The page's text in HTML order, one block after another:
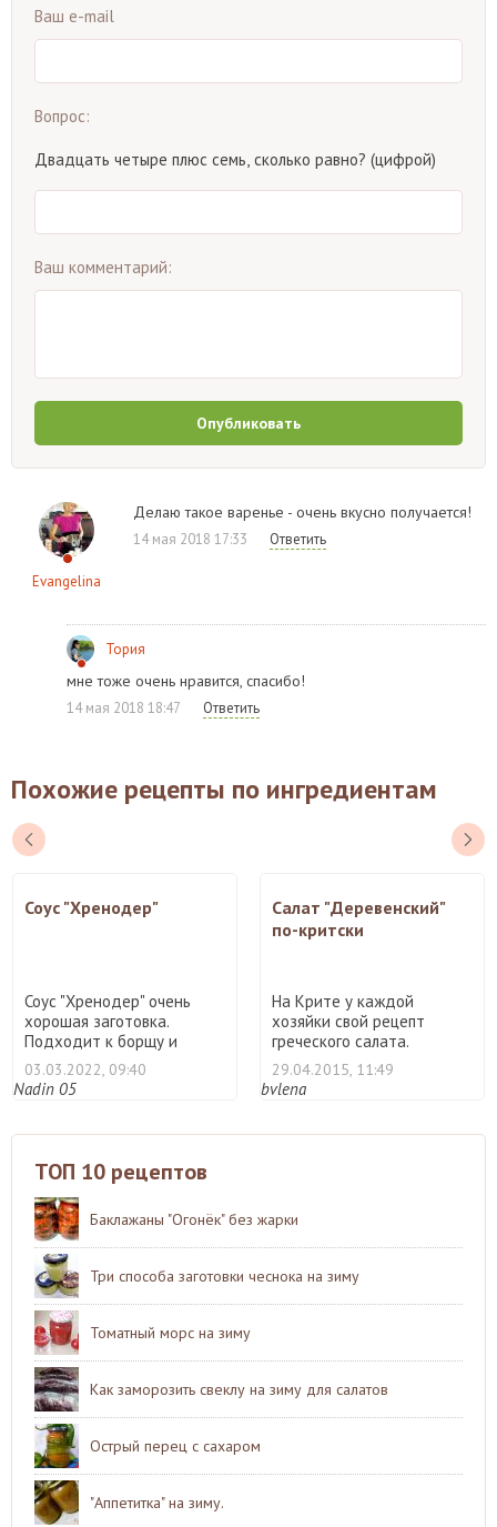
Ваш e-mail
Вопрос:
Двадцать четыре плюс семь, сколько равно? (цифрой)
Ваш комментарий:
Опубликовать
Evangelina
Делаю такое варенье - очень вкусно получается!
14 мая 2018 17:33 Ответить
Тория
мне тоже очень нравится, спасибо!
14 мая 2018 18:47 Ответить
Похожие рецепты по ингредиентам
Соус "Хренодер"
Соус "Хренодер" очень
хорошая заготовка.
Подходит к борщу и
различны ...
03.03.2022, 09:40
Nadin 05
Салат "Деревенский"
по-критски
На Крите у каждой
хозяйки свой рецепт
греческого салата.
Называют ег ...
29.04.2015, 11:49
bvlena
ТОП 10 рецептов
Баклажаны "Огонёк" без жарки
Три способа заготовки чеснока на зиму
Томатный морс на зиму
Как заморозить свеклу на зиму для салатов
Острый перец с сахаром
"Аппетитка" на зиму.